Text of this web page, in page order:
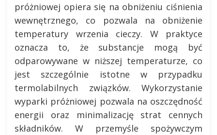
próżniowej opiera się na obniżeniu ciśnienia
wewnętrznego, co pozwala na obniżenie
temperatury wrzenia cieczy. W praktyce
oznacza to, że substancje mogą być
odparowywane w niższej temperaturze, co
jest szczególnie istotne w przypadku
termolabilnych związków. Wykorzystanie
wyparki próżniowej pozwala na oszczędność
energii oraz minimalizację strat cennych
składników. W przemyśle spożywczym